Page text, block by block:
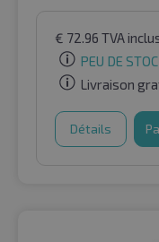
€ 72.96 TVA
PEU DE
Livraison
Détails